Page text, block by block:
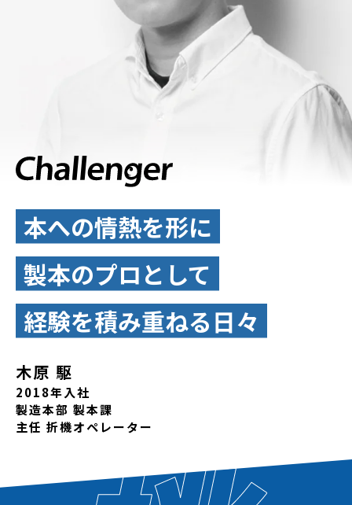
本への情熱を形に
製本のプロとして
経験を積み重ねる日々
木原 駆
2018年入社
製造本部 製本課
主任 折機オペレーター